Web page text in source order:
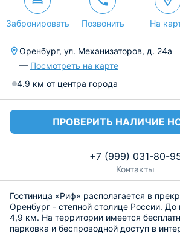
Забронировать Позвонить На
Оренбург, ул. Механизаторов, д. 24а
— Посмотреть на карте
4.9 км от центра города
ПРОВЕРИТЬ НАЛИЧИЕ
+7 (999) 031-80-
Контакты
Гостиница «Риф» располагается в
Оренбург - степной столице России. До
4,9 км. На территории имеется
парковка и беспроводной доступ в